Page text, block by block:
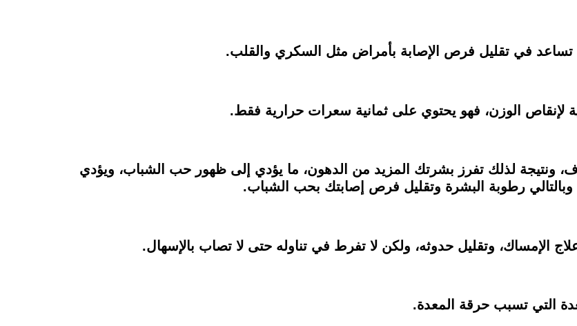
تساعد في تقليل فرص الإصابة بأمراض مثل السكري والقلب.
لإنقاص الوزن، فهو يحتوي على ثمانية سعرات حرارية فقط.
ونتيجة لذلك تفرز بشرتك المزيد من الدهون، ما يؤدي إلى ظهور حب الشباب، ويؤدي
رطوبة البشرة وتقليل فرص إصابتك بحب الشباب.
الإمساك، وتقليل حدوثه، ولكن لا تفرط في تناوله حتى لا تصاب بالإسهال.
التي تسبب حرقة المعدة.